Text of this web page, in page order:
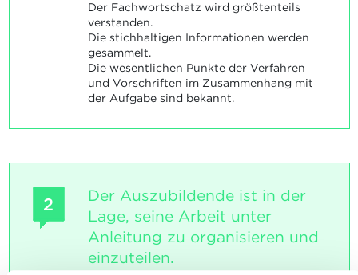
Der Fachwortschatz wird größtenteils
verstanden.
Die stichhaltigen Informationen werden
gesammelt.
Die wesentlichen Punkte der Verfahren
und Vorschriften im Zusammenhang mit
der Aufgabe sind bekannt.
2
Der Auszubildende ist in der
Lage, seine Arbeit unter
Anleitung zu organisieren und
einzuteilen.